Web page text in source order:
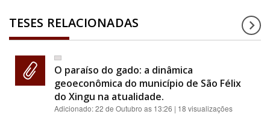
TESES RELACIONADAS
O paraíso do gado: a dinâmica
geoeconômica do município de São Félix
do Xingu na atualidade.
Adicionado:22 de Outubro as 13:26 | 18 visualizações